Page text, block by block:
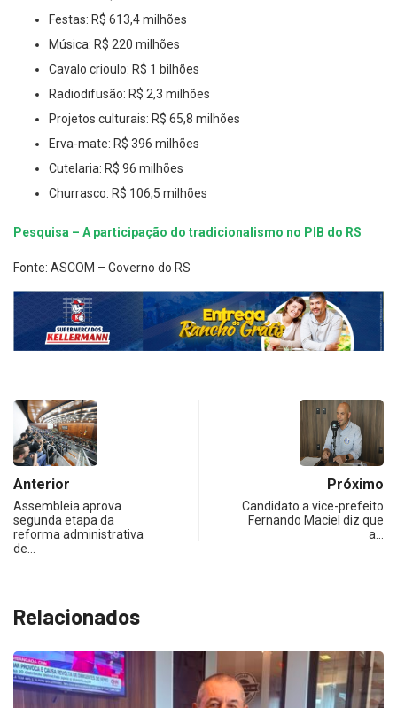
Festas: R$ 613,4 milhões
Música: R$ 220 milhões
Cavalo crioulo: R$ 1 bilhões
Radiodifusão: R$ 2,3 milhões
Projetos culturais: R$ 65,8 milhões
Erva-mate: R$ 396 milhões
Cutelaria: R$ 96 milhões
Churrasco: R$ 106,5 milhões
Pesquisa – A participação do tradicionalismo no PIB do RS
Fonte: ASCOM – Governo do RS
Anterior
Assembleia aprova
segunda etapa da
reforma administrativa
de…
Próximo
Candidato a vice-prefeito
Fernando Maciel diz que
a…
Relacionados